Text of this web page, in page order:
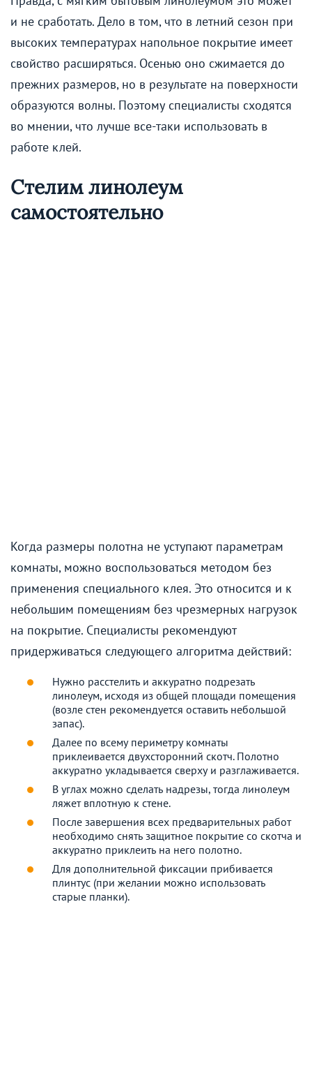
и не сработать. Дело в том, что в летний сезон при
высоких температурах напольное покрытие имеет
свойство расширяться. Осенью оно сжимается до
прежних размеров, но в результате на поверхности
образуются волны. Поэтому специалисты сходятся
во мнении, что лучше все-таки использовать в
работе клей.
Стелим линолеум
самостоятельно
Когда размеры полотна не уступают параметрам
комнаты, можно воспользоваться методом без
применения специального клея. Это относится и к
небольшим помещениям без чрезмерных нагрузок
на покрытие. Специалисты рекомендуют
придерживаться следующего алгоритма действий:
Нужно расстелить и аккуратно подрезать
линолеум, исходя из общей площади помещения
(возле стен рекомендуется оставить небольшой
запас).
Далее по всему периметру комнаты
приклеивается двухсторонний скотч. Полотно
аккуратно укладывается сверху и разглаживается.
В углах можно сделать надрезы, тогда линолеум
ляжет вплотную к стене.
После завершения всех предварительных работ
необходимо снять защитное покрытие со скотча и
аккуратно приклеить на него полотно.
Для дополнительной фиксации прибивается
плинтус (при желании можно использовать
старые планки).